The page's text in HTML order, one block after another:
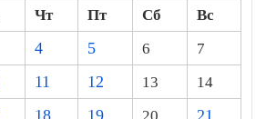
Чт Пт Сб
Вс
4 5 6
7
11 12 13
14